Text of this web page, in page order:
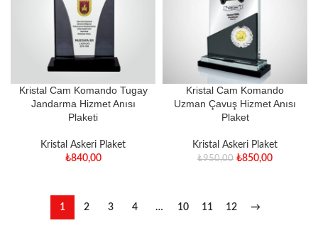
Kristal Cam Komando Tugay
Jandarma Hizmet Anısı
Plaketi
Kristal Askeri Plaket
₺840,00
Kristal Cam Komando
Uzman Çavuş Hizmet Anısı
Plaket
Kristal Askeri Plaket
₺950,00 ₺850,00
1 2 3 4 … 10 11 12 →